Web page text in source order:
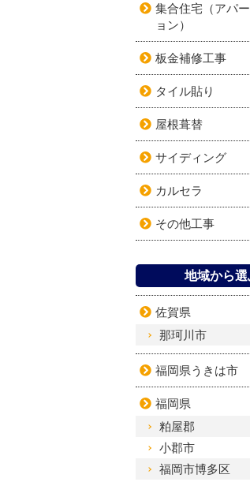
集合住宅（アパ
ョン）
板金補修工事
タイル貼り
屋根葺替
サイディング
カルセラ
その他工事
地域から選
佐賀県
那珂川市
福岡県うきは市
福岡県
粕屋郡
小郡市
福岡市博多区